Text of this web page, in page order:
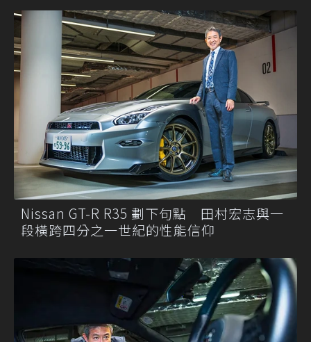
Nissan GT-R R35 劃下句點 田村宏志與一
段橫跨四分之一世紀的性能信仰